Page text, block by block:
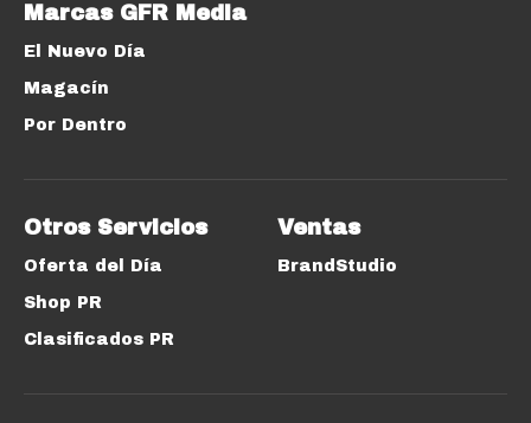
Marcas GFR Media
El Nuevo Día
Magacín
Por Dentro
Otros Servicios
Oferta del Día
Shop PR
Clasificados PR
Ventas
BrandStudio